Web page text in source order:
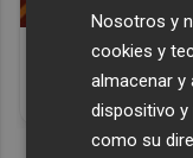
Corepunk
Un verdadero
¡Cómo los de
Nosotros y
cookies y
almacenar
dispositivo
como su